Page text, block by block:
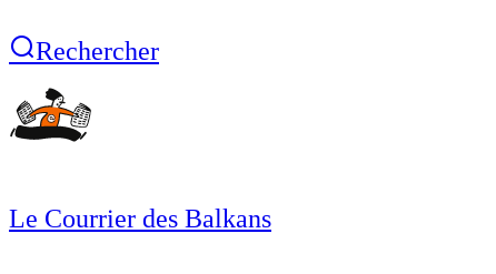
Rechercher
Le Courrier des Balkans